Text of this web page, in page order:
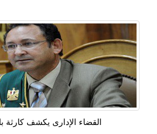
القضاء الإدارى يكشف كارثة